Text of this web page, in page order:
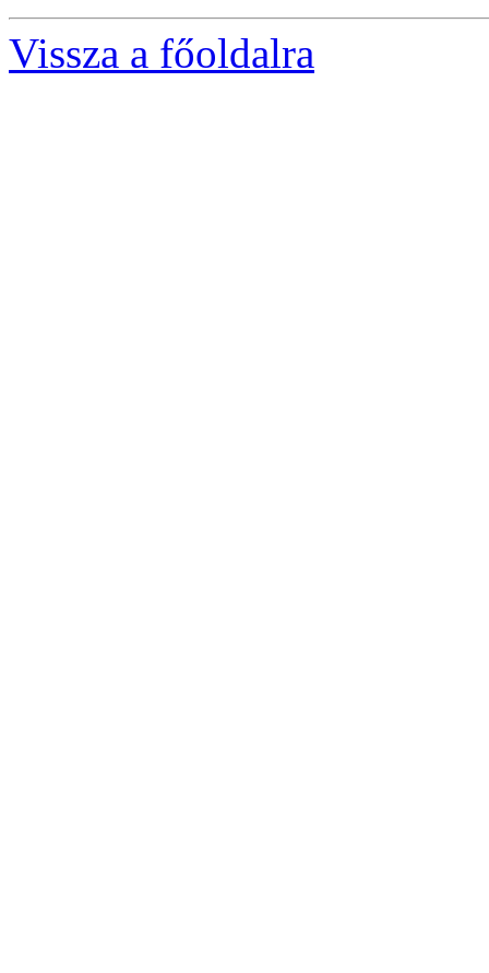
Vissza a főoldalra